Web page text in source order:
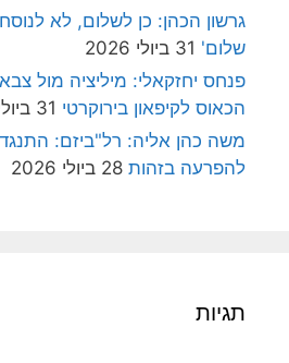
גרשון הכהן: כן לשלום, לא
שלום' 31 ביולי 2026
פנחס יחזקאלי: מיליציה מול
הכאוס לקיפאון בירוקרטי 31 ביולי 2026
משה כהן אליה: רל"ביזם:
להפרעה בזהות 28 ביולי 2026
תגיות